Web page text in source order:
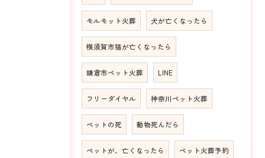
モルモット火葬 犬が亡くなったら
横須賀市猫が亡くなったら
鎌倉市ペット火葬 LINE
フリーダイヤル 神奈川ペット火葬
ペットの死 動物死んだら
ペットが、亡くなったら ペット火葬予約